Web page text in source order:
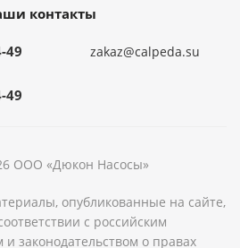
контакты
49
49
zakaz@calpeda.su
ООО «Дюкон Насосы»
опубликованные на сайте,
с российским
и законодательством о правах